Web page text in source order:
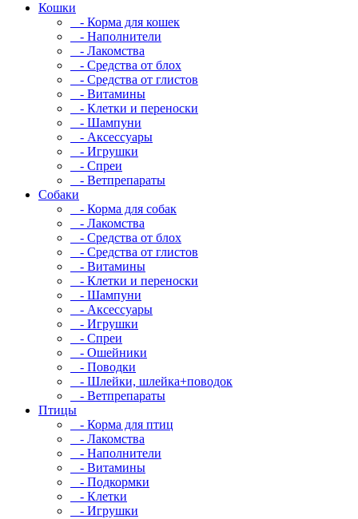
Кошки
- Корма для кошек
- Наполнители
- Лакомства
- Средства от блох
- Средства от глистов
- Витамины
- Клетки и переноски
- Шампуни
- Аксессуары
- Игрушки
- Спреи
- Ветпрепараты
Собаки
- Корма для собак
- Лакомства
- Средства от блох
- Средства от глистов
- Витамины
- Клетки и переноски
- Шампуни
- Аксессуары
- Игрушки
- Спреи
- Ошейники
- Поводки
- Шлейки, шлейка+поводок
- Ветпрепараты
Птицы
- Корма для птиц
- Лакомства
- Наполнители
- Витамины
- Подкормки
- Клетки
- Игрушки